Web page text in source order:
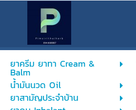
ยาครีม ยาทา Cream &
Balm
น้ำมันนวด Oil
ยาสามัญประจำบ้าน